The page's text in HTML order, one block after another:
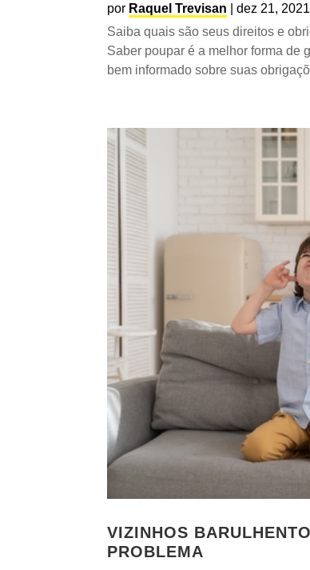
por Raquel Trevisan |dez 21, 2021
Saiba quais são seus direitos e
Saber poupar é a melhor forma de
bem informado sobre suas
VIZINHOS
PROBLEMA